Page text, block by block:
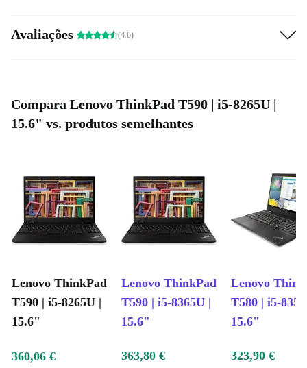
Avaliações (4.6)
Compara Lenovo ThinkPad T590 | i5-8265U |
15.6" vs. produtos semelhantes
Lenovo ThinkPad
T590 | i5-8265U |
15.6"
Lenovo ThinkPad
T590 | i5-8365U |
15.6"
Lenovo
T580 | i5-
15.6"
360,06 € 363,80 € 323,90 €